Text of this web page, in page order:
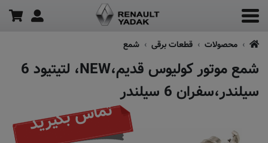
محصولات قطعات برقی شمع
شمع موتور کولیوس قدیم،NEW، لتیتیود 6
سیلندر،سفران 6 سیلندر
تماس بگیرید